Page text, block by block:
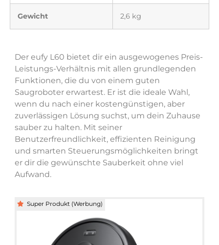
Gewicht 2,6 kg
Der eufy L60 bietet dir ein ausgewogenes Preis-
Leistungs-Verhältnis mit allen grundlegenden
Funktionen, die du von einem guten
Saugroboter erwartest. Er ist die ideale Wahl,
wenn du nach einer kostengünstigen, aber
zuverlässigen Lösung suchst, um dein Zuhause
sauber zu halten. Mit seiner
Benutzerfreundlichkeit, effizienten Reinigung
und smarten Steuerungsmöglichkeiten bringt
er dir die gewünschte Sauberkeit ohne viel
Aufwand.
Super Produkt (Werbung)